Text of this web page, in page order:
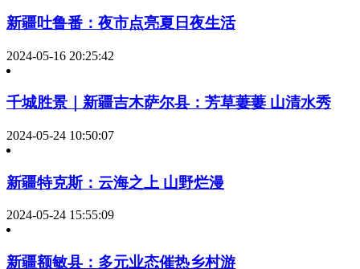
新疆吐鲁番：夜市点亮夏日夜生活
2024-05-16 20:25:42
千城胜景｜新疆吉木萨尔县：芳草萋萋 山清水秀
2024-05-24 10:50:07
新疆特克斯：云海之上 山野烂漫
2024-05-24 15:55:09
新疆额敏县：多元业态催热乡村游